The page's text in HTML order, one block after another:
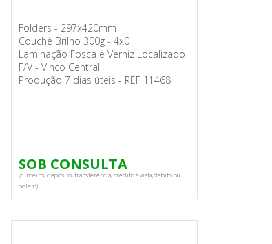
Folders - 297x420mm
Couchê Brilho 300g - 4x0
Laminação Fosca e Verniz Localizado
F/V - Vinco Central
Produção 7 dias úteis - REF 11468
SOB CONSULTA
(dinheiro, depósito, transferência, crédito à vista,débito ou
boleto).